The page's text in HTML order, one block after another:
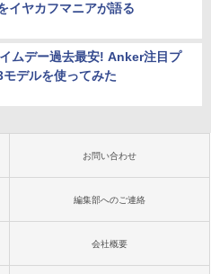
イヤカフマニアが語る
ムデー過去最安! Anker注目プ
モデルを使ってみた
お問い合わせ
編集部へのご連絡
会社概要